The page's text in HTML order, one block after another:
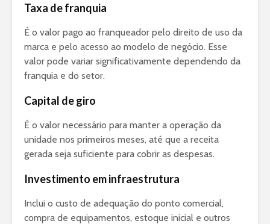
Taxa de franquia
É o valor pago ao franqueador pelo direito de uso da
marca e pelo acesso ao modelo de negócio. Esse
valor pode variar significativamente dependendo da
franquia e do setor.
Capital de giro
É o valor necessário para manter a operação da
unidade nos primeiros meses, até que a receita
gerada seja suficiente para cobrir as despesas.
Investimento em infraestrutura
Inclui o custo de adequação do ponto comercial,
compra de equipamentos, estoque inicial e outros